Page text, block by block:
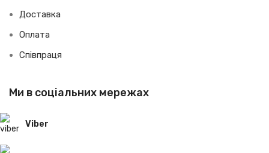
Доставка
Оплата
Співпраця
Ми в соціальних мережах
Viber